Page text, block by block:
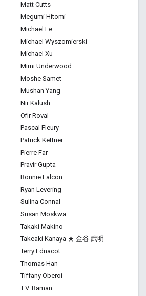
Matt Cutts
Megumi Hitomi
Michael Le
Michael Wyszomierski
Michael Xu
Mimi Underwood
Moshe Samet
Mushan Yang
Nir Kalush
Ofir Roval
Pascal Fleury
Patrick Kettner
Pierre Far
Pravir Gupta
Ronnie Falcon
Ryan Levering
Sulina Connal
Susan Moskwa
Takaki Makino
Takeaki Kanaya ★ 金谷 武明
Terry Ednacot
Thomas Han
Tiffany Oberoi
T.V. Raman